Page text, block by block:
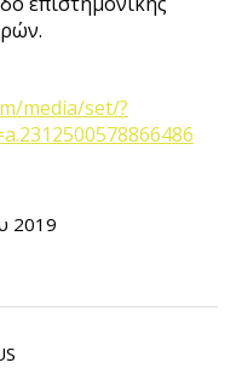
media/set/?
2019